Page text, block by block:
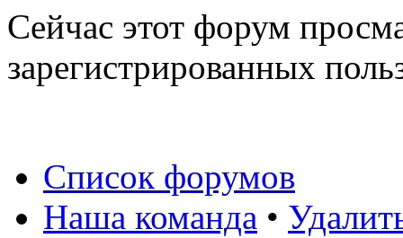
Сейчас этот форум
зарегистрированных
Список форумов
Наша команда •